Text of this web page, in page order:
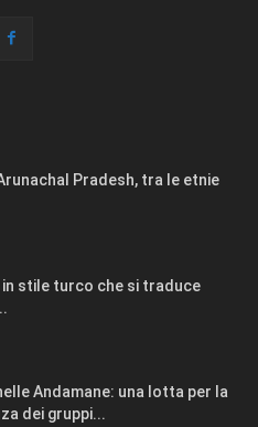
Pradesh, tra le etnie
in stile turco che si traduce
Andamane: una lotta per la
dei gruppi...